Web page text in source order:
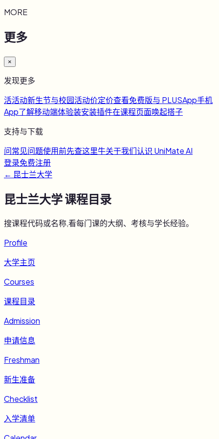
MORE
更多
×
发现更多
活活动新生节与校园活动价定价查看免费版与 PLUSApp手机
App了解移动端体验装安装插件在课程页面唤起搭子
支持与下载
问常见问题使用前先查这里牛关于我们认识 UniMate AI
登录免费注册
← 昆士兰大学
昆士兰大学课程目录
搜课程代码或名称,看每门课的大纲、考核与学长经验。
Profile
大学主页
Courses
课程目录
Admission
申请信息
Freshman
新生准备
Checklist
入学清单